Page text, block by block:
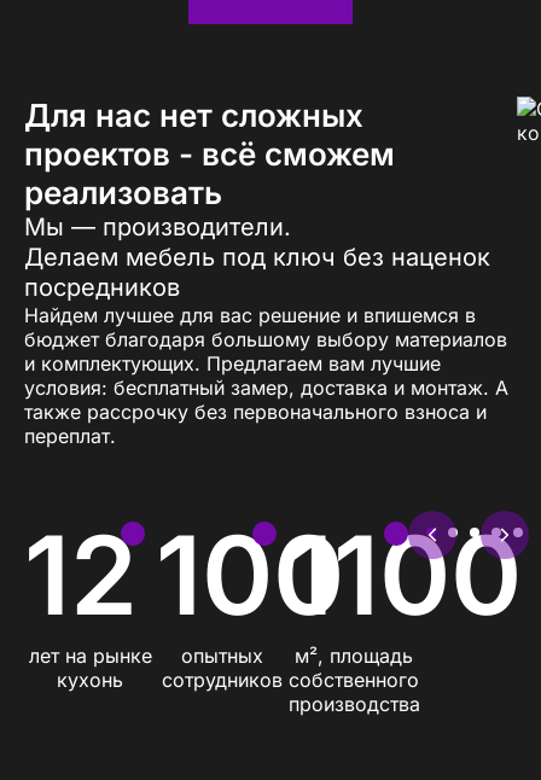
Для нас нет сложных
проектов - всё сможем
реализовать
Мы — производители.
Делаем мебель под ключ без наценок
посредников
Найдем лучшее для вас решение и впишемся в
бюджет благодаря большому выбору материалов
и комплектующих. Предлагаем вам лучшие
условия: бесплатный замер, доставка и монтаж. А
также рассрочку без первоначального взноса и
переплат.
12
лет на рынке
кухонь
100
опытных
сотрудников
1100
м², площадь
собственного
производства